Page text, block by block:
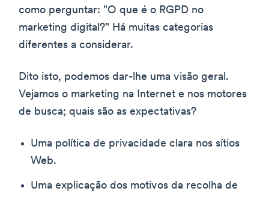
como perguntar: "O que é o RGPD no
marketing digital?" Há muitas categorias
diferentes a considerar.
Dito isto, podemos dar-lhe uma visão geral.
Vejamos o marketing na Internet e nos motores
de busca; quais são as expectativas?
Uma política de privacidade clara nos sítios
Web.
Uma explicação dos motivos da recolha de